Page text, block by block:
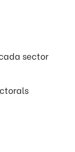
sector
17:30)